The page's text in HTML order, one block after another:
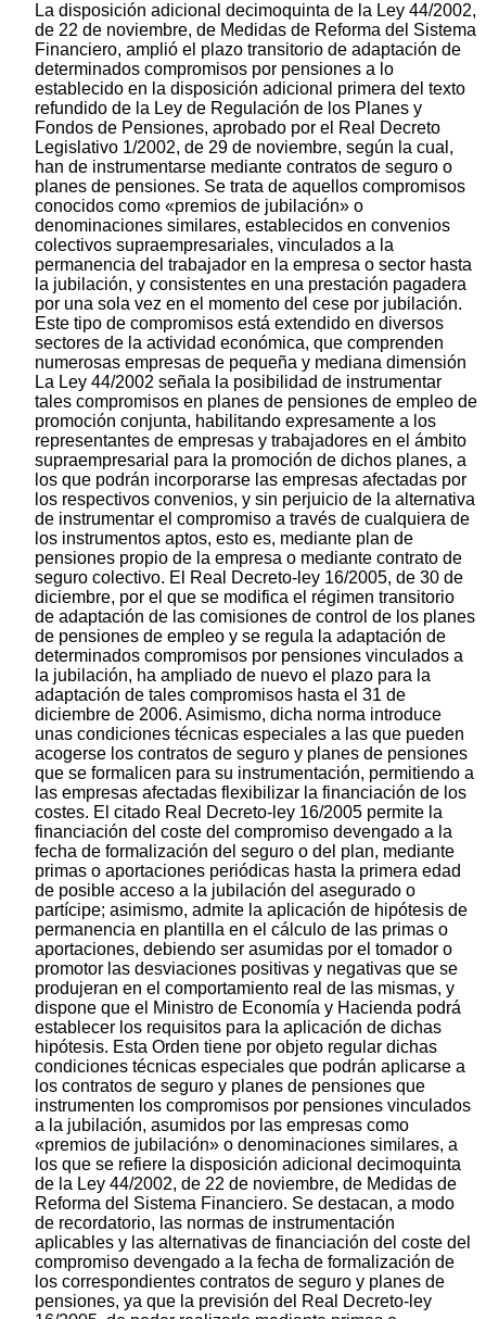
La disposición adicional decimoquinta de la Ley 44/2002,
de 22 de noviembre, de Medidas de Reforma del Sistema
Financiero, amplió el plazo transitorio de adaptación de
determinados compromisos por pensiones a lo
establecido en la disposición adicional primera del texto
refundido de la Ley de Regulación de los Planes y
Fondos de Pensiones, aprobado por el Real Decreto
Legislativo 1/2002, de 29 de noviembre, según la cual,
han de instrumentarse mediante contratos de seguro o
planes de pensiones. Se trata de aquellos compromisos
conocidos como «premios de jubilación» o
denominaciones similares, establecidos en convenios
colectivos supraempresariales, vinculados a la
permanencia del trabajador en la empresa o sector hasta
la jubilación, y consistentes en una prestación pagadera
por una sola vez en el momento del cese por jubilación.
Este tipo de compromisos está extendido en diversos
sectores de la actividad económica, que comprenden
numerosas empresas de pequeña y mediana dimensión
La Ley 44/2002 señala la posibilidad de instrumentar
tales compromisos en planes de pensiones de empleo de
promoción conjunta, habilitando expresamente a los
representantes de empresas y trabajadores en el ámbito
supraempresarial para la promoción de dichos planes, a
los que podrán incorporarse las empresas afectadas por
los respectivos convenios, y sin perjuicio de la alternativa
de instrumentar el compromiso a través de cualquiera de
los instrumentos aptos, esto es, mediante plan de
pensiones propio de la empresa o mediante contrato de
seguro colectivo. El Real Decreto-ley 16/2005, de 30 de
diciembre, por el que se modifica el régimen transitorio
de adaptación de las comisiones de control de los planes
de pensiones de empleo y se regula la adaptación de
determinados compromisos por pensiones vinculados a
la jubilación, ha ampliado de nuevo el plazo para la
adaptación de tales compromisos hasta el 31 de
diciembre de 2006. Asimismo, dicha norma introduce
unas condiciones técnicas especiales a las que pueden
acogerse los contratos de seguro y planes de pensiones
que se formalicen para su instrumentación, permitiendo a
las empresas afectadas flexibilizar la financiación de los
costes. El citado Real Decreto-ley 16/2005 permite la
financiación del coste del compromiso devengado a la
fecha de formalización del seguro o del plan, mediante
primas o aportaciones periódicas hasta la primera edad
de posible acceso a la jubilación del asegurado o
partícipe; asimismo, admite la aplicación de hipótesis de
permanencia en plantilla en el cálculo de las primas o
aportaciones, debiendo ser asumidas por el tomador o
promotor las desviaciones positivas y negativas que se
produjeran en el comportamiento real de las mismas, y
dispone que el Ministro de Economía y Hacienda podrá
establecer los requisitos para la aplicación de dichas
hipótesis. Esta Orden tiene por objeto regular dichas
condiciones técnicas especiales que podrán aplicarse a
los contratos de seguro y planes de pensiones que
instrumenten los compromisos por pensiones vinculados
a la jubilación, asumidos por las empresas como
«premios de jubilación» o denominaciones similares, a
los que se refiere la disposición adicional decimoquinta
de la Ley 44/2002, de 22 de noviembre, de Medidas de
Reforma del Sistema Financiero. Se destacan, a modo
de recordatorio, las normas de instrumentación
aplicables y las alternativas de financiación del coste del
compromiso devengado a la fecha de formalización de
los correspondientes contratos de seguro y planes de
pensiones, ya que la previsión del Real Decreto-ley